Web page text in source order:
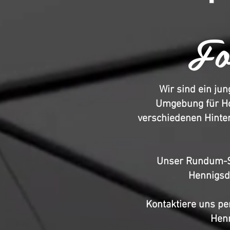
Wir sind ein
Umgebung für
verschiedenen
Unser
Kontaktiere uns